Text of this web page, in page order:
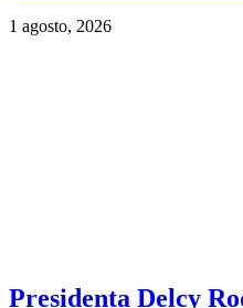
1 agosto, 2026
Presidenta Delcy